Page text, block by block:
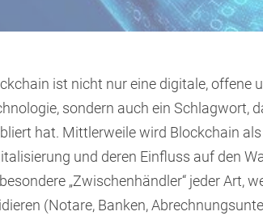
ist nicht nur eine digitale, offene
sondern auch ein Schlagwort,
hat. Mittlerweile wird Blockchain
und deren Einfluss auf den
„Zwischenhändler“ jeder Art,
(Notare, Banken,